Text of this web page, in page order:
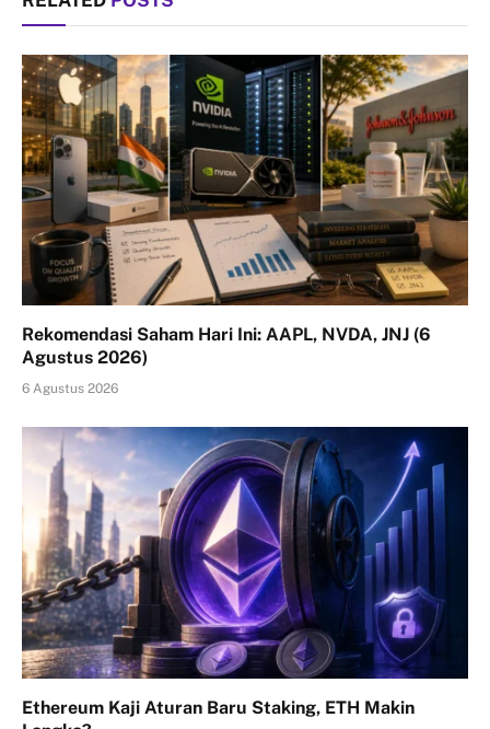
Rekomendasi Saham Hari Ini: AAPL, NVDA, JNJ (6
Agustus 2026)
6 Agustus 2026
Ethereum Kaji Aturan Baru Staking, ETH Makin